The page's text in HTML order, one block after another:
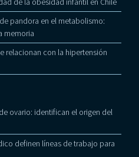
pandora en el metabolismo:
memoria
relacionan con la hipertensión
ovario: identifican el origen del
definen líneas de trabajo para